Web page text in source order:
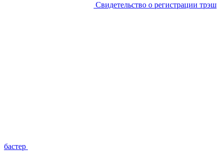
Свидетельство о регистрации трэш
бастер